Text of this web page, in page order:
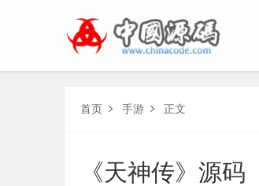
首页  手游  正文
《天神传》源码